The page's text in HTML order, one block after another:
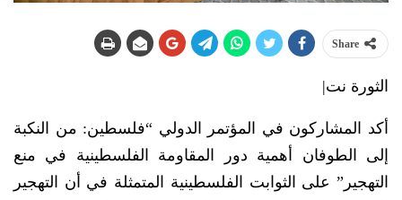
Share
الثورة نت|
أكد المشاركون في المؤتمر الدولي “فلسطين: من النكبة
إلى الطوفان أهمية دور المقاومة الفلسطينية في منع
التهجير” على الثوابت الفلسطينية المتمثلة في أن التهجير